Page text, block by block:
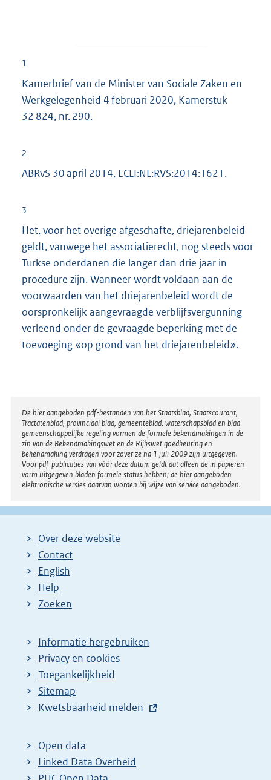
1
Kamerbrief van de Minister van Sociale Zaken en
Werkgelegenheid 4 februari 2020, Kamerstuk
32 824, nr. 290.
2
ABRvS 30 april 2014, ECLI:NL:RVS:2014:1621.
3
Het, voor het overige afgeschafte, driejarenbeleid
geldt, vanwege het associatierecht, nog steeds voor
Turkse onderdanen die langer dan drie jaar in
procedure zijn. Wanneer wordt voldaan aan de
voorwaarden van het driejarenbeleid wordt de
oorspronkelijk aangevraagde verblijfsvergunning
verleend onder de gevraagde beperking met de
toevoeging «op grond van het driejarenbeleid».
Disclaimer
De hier aangeboden pdf-bestanden van het Staatsblad, Staatscourant,
Tractatenblad, provinciaal blad, gemeenteblad, waterschapsblad en blad
gemeenschappelijke regeling vormen de formele bekendmakingen in de
zin van de Bekendmakingswet en de Rijkswet goedkeuring en
bekendmaking verdragen voor zover ze na 1 juli 2009 zijn uitgegeven.
Voor pdf-publicaties van vóór deze datum geldt dat alleen de in papieren
vorm uitgegeven bladen formele status hebben; de hier aangeboden
elektronische versies daarvan worden bij wijze van service aangeboden.
Over deze website
Contact
English
Help
Zoeken
Informatie hergebruiken
Privacy en cookies
Toegankelijkheid
Sitemap
E
t
e
r
Kwetsbaarheid melden
Open data
Linked Data Overheid